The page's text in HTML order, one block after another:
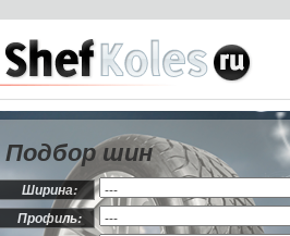
Подбор шин
Ширина:
Профиль: